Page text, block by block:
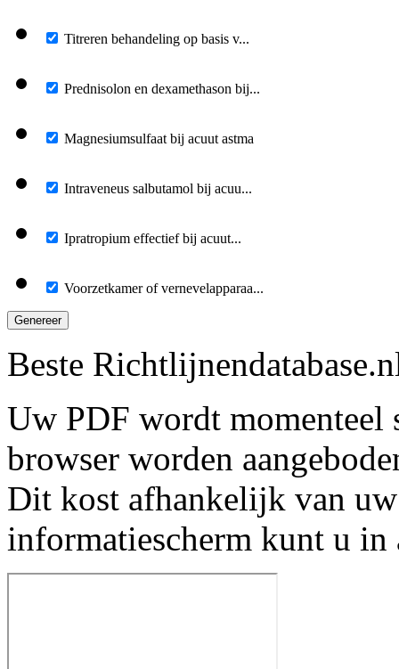
Titreren behandeling op basis v...
Prednisolon en dexamethason bij...
Magnesiumsulfaat bij acuut astma
Intraveneus salbutamol bij acuu...
Ipratropium effectief bij acuut...
Voorzetkamer of vernevelapparaa...
Genereer
Beste
Uw PDF wordt momenteel
browser worden
Dit kost afhankelijk van
informatiescherm kunt u